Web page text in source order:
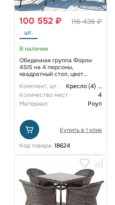
116 436 ₽
100 552 ₽
шт.
В наличии
Обеденная группа Форли
4SIS на 4 персоны,
квадратный стол, цвет
Комплект, шт. Кресло (4) ...
Количество мест
4
Материал
Роуп
Купить в 1 клик
Код товара: 18624